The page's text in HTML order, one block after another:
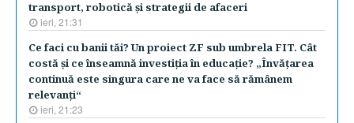
transport, robotică şi strategii de afaceri
ieri, 21:31
Ce faci cu banii tăi? Un proiect ZF sub umbrela FIT. Cât
costă şi ce înseamnă investiţia în educaţie? „Învăţarea
continuă este singura care ne va face să rămânem
relevanţi“
ieri, 21:23